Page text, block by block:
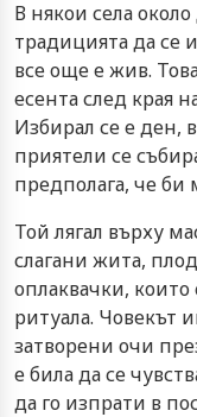
В някои села
традицията да се
все още е жив.
есента след края
Избирал се е ден,
приятели се
предполага, че би
Той лягал върху
слагани жита,
оплаквачки,
ритуала. Човекът
затворени очи
е била да се
да го изпрати в